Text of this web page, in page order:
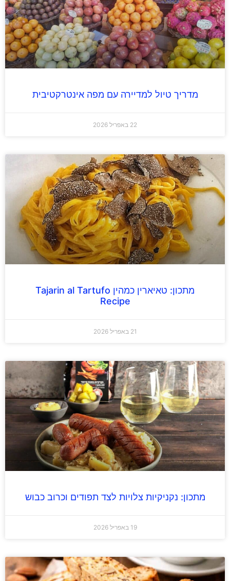
מדריך טיול למדיירה עם מפה אינטרקטיבית
מתכון: טאיארין כמהין Tajarin al Tartufo
Recipe
מתכון: נקניקיות צלויות לצד תפודים וכרוב כבוש